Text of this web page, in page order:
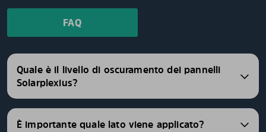
FAQ
Quale è il livello di oscuramento dei pannelli
Solarplexius?
È importante quale lato viene applicato?